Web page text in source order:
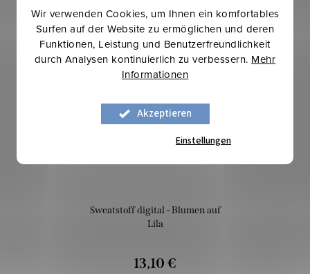
Wir verwenden Cookies, um Ihnen ein komfortables
Surfen auf der Website zu ermöglichen und deren
Funktionen, Leistung und Benutzerfreundlichkeit
durch Analysen kontinuierlich zu verbessern. Mehr
Informationen
Akzeptieren
Einstellungen
Mehr für weniger
Sweatstoff digital - Blumen auf
Lila
13,10 €